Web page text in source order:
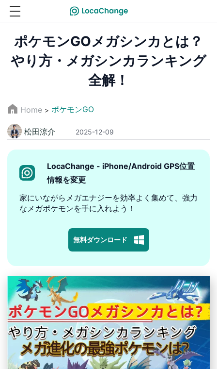
ポケモンGOメガシンカとは？
やり方・メガシンカランキング
全解！
Home > ポケモンGO
松田涼介 2025-12-09
LocaChange - iPhone/Android GPS位置
情報を変更
家にいながらメガエナジーを効率よく集めて、強力
なメガポケモンを手に入れよう！
無料ダウンロード